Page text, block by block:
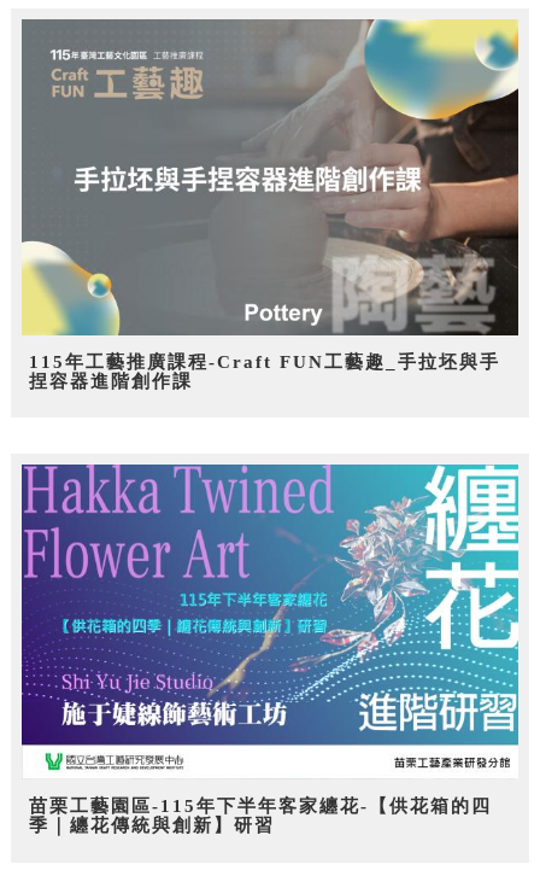
115年工藝推廣課程-Craft FUN工藝趣_手拉坯與手
捏容器進階創作課
苗栗工藝園區-115年下半年客家纏花-【供花箱的四
季｜纏花傳統與創新】研習